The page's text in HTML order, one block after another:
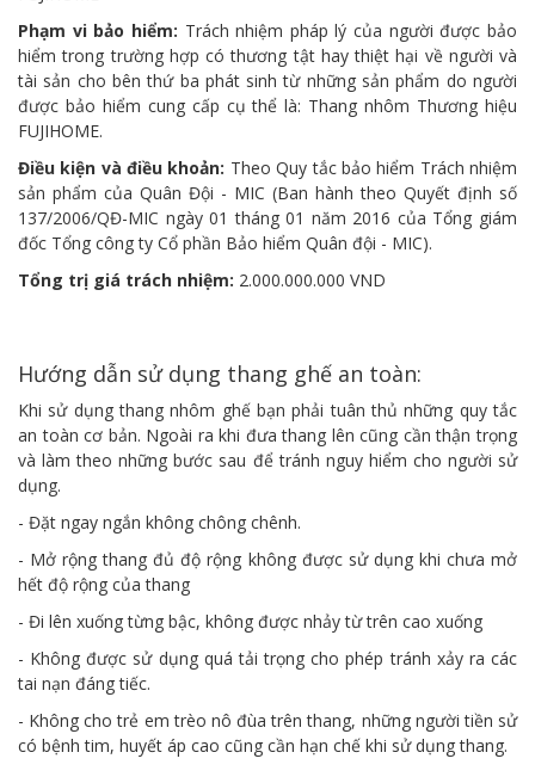
Phạm vi bảo hiểm: Trách nhiệm pháp lý của người được bảo
hiểm trong trường hợp có thương tật hay thiệt hại về người và
tài sản cho bên thứ ba phát sinh từ những sản phẩm do người
được bảo hiểm cung cấp cụ thể là: Thang nhôm Thương hiệu
FUJIHOME.
Điều kiện và điều khoản: Theo Quy tắc bảo hiểm Trách nhiệm
sản phẩm của Quân Đội - MIC (Ban hành theo Quyết định số
137/2006/QĐ-MIC ngày 01 tháng 01 năm 2016 của Tổng giám
đốc Tổng công ty Cổ phần Bảo hiểm Quân đội - MIC).
Tổng trị giá trách nhiệm: 2.000.000.000 VND
Hướng dẫn sử dụng thang ghế an toàn:
Khi sử dụng thang nhôm ghế bạn phải tuân thủ những quy tắc
an toàn cơ bản. Ngoài ra khi đưa thang lên cũng cần thận trọng
và làm theo những bước sau để tránh nguy hiểm cho người sử
dụng.
- Đặt ngay ngắn không chông chênh.
- Mở rộng thang đủ độ rộng không được sử dụng khi chưa mở
hết độ rộng của thang
- Đi lên xuống từng bậc, không được nhảy từ trên cao xuống
- Không được sử dụng quá tải trọng cho phép tránh xảy ra các
tai nạn đáng tiếc.
- Không cho trẻ em trèo nô đùa trên thang, những người tiền sử
có bệnh tim, huyết áp cao cũng cần hạn chế khi sử dụng thang.